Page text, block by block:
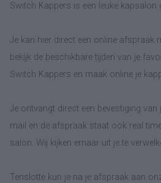
Switch Kappers is een leuke kapsalon
Je kan hier direct een online afspraak
bekijk de beschikbare tijden van je
Switch Kappers en maak online je
Je ontvangt direct een bevestiging
mail en de afspraak staat ook real
salon. Wij kijken ernaar uit je te
Tenslotte kun je na je afspraak aan